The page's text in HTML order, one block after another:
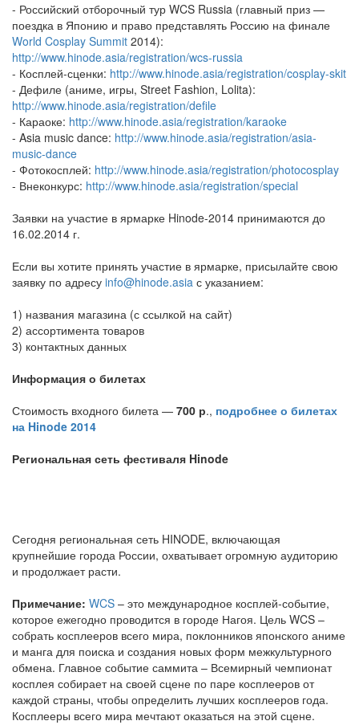
- Российский отборочный тур WCS Russia (главный приз —
поездка в Японию и право представлять Россию на финале
World Cosplay Summit 2014):
http://www.hinode.asia/registration/wcs-russia
- Косплей-сценки: http://www.hinode.asia/registration/cosplay-skit
- Дефиле (аниме, игры, Street Fashion, Lolita):
http://www.hinode.asia/registration/defile
- Караоке: http://www.hinode.asia/registration/karaoke
- Asia music dance: http://www.hinode.asia/registration/asia-
music-dance
- Фотокосплей: http://www.hinode.asia/registration/photocosplay
- Внеконкурс: http://www.hinode.asia/registration/special
Заявки на участие в ярмарке Hinode-2014 принимаются до
16.02.2014 г.
Если вы хотите принять участие в ярмарке, присылайте свою
заявку по адресу info@hinode.asia с указанием:
1) названия магазина (с ссылкой на сайт)
2) ассортимента товаров
3) контактных данных
Информация о билетах
Стоимость входного билета — 700 р., подробнее о билетах
на Hinode 2014
Региональная сеть фестиваля Hinode
Сегодня региональная сеть HINODE, включающая
крупнейшие города России, охватывает огромную аудиторию
и продолжает расти.
Примечание: WCS – это международное косплей-событие,
которое ежегодно проводится в городе Нагоя. Цель WCS –
собрать косплееров всего мира, поклонников японского аниме
и манга для поиска и создания новых форм межкультурного
обмена. Главное событие саммита – Всемирный чемпионат
косплея собирает на своей сцене по паре косплееров от
каждой страны, чтобы определить лучших косплееров года.
Косплееры всего мира мечтают оказаться на этой сцене.